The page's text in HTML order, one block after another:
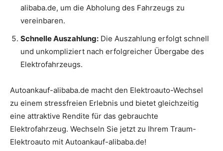
alibaba.de, um die Abholung des Fahrzeugs zu
vereinbaren.
Schnelle Auszahlung: Die Auszahlung erfolgt schnell
und unkompliziert nach erfolgreicher Übergabe des
Elektrofahrzeugs.
Autoankauf-alibaba.de macht den Elektroauto-Wechsel
zu einem stressfreien Erlebnis und bietet gleichzeitig
eine attraktive Rendite für das gebrauchte
Elektrofahrzeug. Wechseln Sie jetzt zu Ihrem Traum-
Elektroauto mit Autoankauf-alibaba.de!